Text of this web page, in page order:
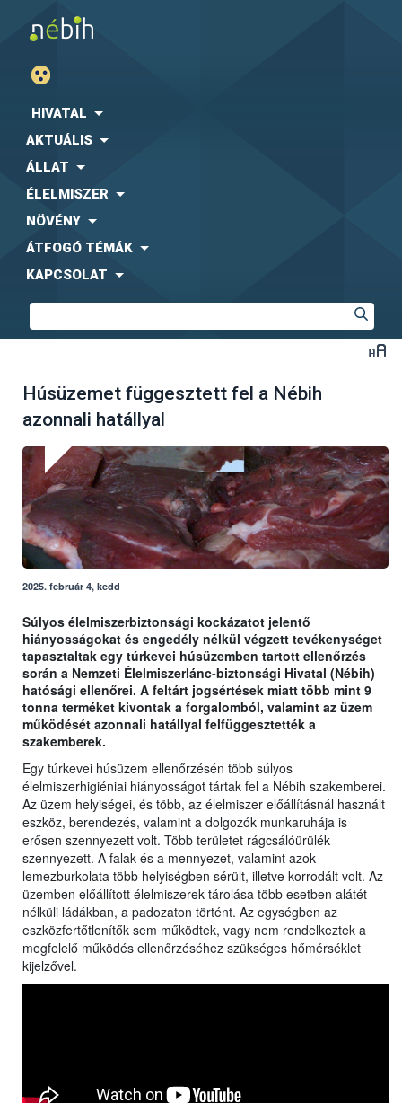
HIVATAL
AKTUÁLIS
ÁLLAT
ÉLELMISZER
NÖVÉNY
ÁTFOGÓ TÉMÁK
KAPCSOLAT
Húsüzemet függesztett fel a Nébih
azonnali hatállyal
2025. február 4, kedd
Súlyos élelmiszerbiztonsági kockázatot jelentő
hiányosságokat és engedély nélkül végzett tevékenységet
tapasztaltak egy túrkevei húsüzemben tartott ellenőrzés
során a Nemzeti Élelmiszerlánc-biztonsági Hivatal (Nébih)
hatósági ellenőrei. A feltárt jogsértések miatt több mint 9
tonna terméket kivontak a forgalomból, valamint az üzem
működését azonnali hatállyal felfüggesztették a
szakemberek.
Egy túrkevei húsüzem ellenőrzésén több súlyos
élelmiszerhigiéniai hiányosságot tártak fel a Nébih szakemberei.
Az üzem helyiségei, és több, az élelmiszer előállításnál használt
eszköz, berendezés, valamint a dolgozók munkaruhája is
erősen szennyezett volt. Több területet rágcsálóürülék
szennyezett. A falak és a mennyezet, valamint azok
lemezburkolata több helyiségben sérült, illetve korrodált volt. Az
üzemben előállított élelmiszerek tárolása több esetben alátét
nélküli ládákban, a padozaton történt. Az egységben az
eszközfertőtlenítők sem működtek, vagy nem rendelkeztek a
megfelelő működés ellenőrzéséhez szükséges hőmérséklet
kijelzővel.